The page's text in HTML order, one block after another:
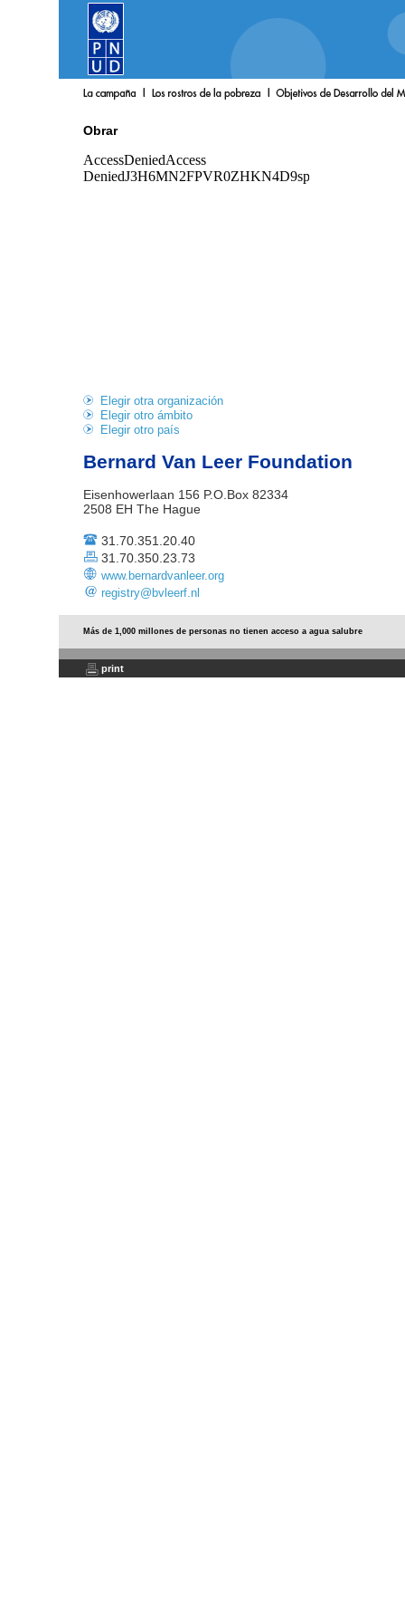
Obrar
Elegir otra organización
Elegir otro ámbito
Elegir otro país
Bernard Van Leer Foundation
Eisenhowerlaan 156 P.O.Box 82334
2508 EH The Hague
31.70.351.20.40
31.70.350.23.73
www.bernardvanleer.org
registry@bvleerf.nl
Más de 1,000 millones de personas no tienen acceso a agua salubre
print